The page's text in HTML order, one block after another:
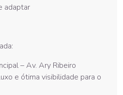
adaptar
– Av. Ary Ribeiro
e ótima visibilidade para o